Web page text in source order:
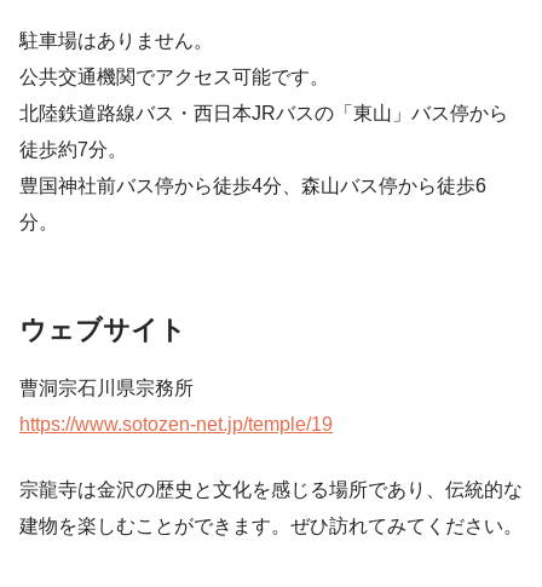
駐車場はありません。
公共交通機関でアクセス可能です。
北陸鉄道路線バス・西日本JRバスの「東山」バス停から
徒歩約7分。
豊国神社前バス停から徒歩4分、森山バス停から徒歩6
分。
ウェブサイト
曹洞宗石川県宗務所
https://www.sotozen-net.jp/temple/19
宗龍寺は金沢の歴史と文化を感じる場所であり、伝統的な
建物を楽しむことができます。ぜひ訪れてみてください。